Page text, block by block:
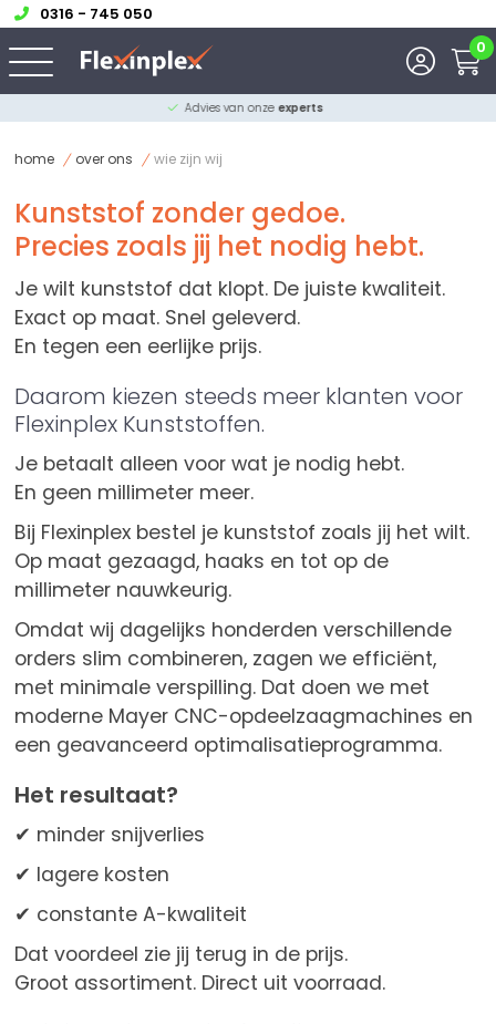
0316 - 745 050
0
Advies van onze experts
home over ons wie zijn wij
Kunststof zonder gedoe.
Precies zoals jij het nodig hebt.
Je wilt kunststof dat klopt. De juiste kwaliteit.
Exact op maat. Snel geleverd.
En tegen een eerlijke prijs.
Daarom kiezen steeds meer klanten voor
Flexinplex Kunststoffen.
Je betaalt alleen voor wat je nodig hebt.
En geen millimeter meer.
Bij Flexinplex bestel je kunststof zoals jij het wilt.
Op maat gezaagd, haaks en tot op de
millimeter nauwkeurig.
Omdat wij dagelijks honderden verschillende
orders slim combineren, zagen we efficiënt,
met minimale verspilling. Dat doen we met
moderne Mayer CNC-opdeelzaagmachines en
een geavanceerd optimalisatieprogramma.
Het resultaat?
✔ minder snijverlies
✔ lagere kosten
✔ constante A-kwaliteit
Dat voordeel zie jij terug in de prijs.
Groot assortiment. Direct uit voorraad.